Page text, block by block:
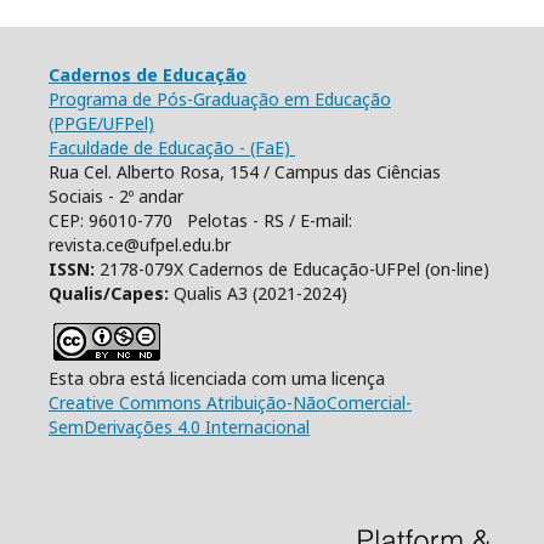
Cadernos de Educação
Programa de Pós-Graduação em Educação
(PPGE/UFPel)
Faculdade de Educação - (FaE)
Rua Cel. Alberto Rosa, 154 / Campus das Ciências
Sociais - 2º andar
CEP: 96010-770 Pelotas - RS / E-mail:
revista.ce@ufpel.edu.br
ISSN: 2178-079X Cadernos de Educação-UFPel (on-line)
Qualis/Capes: Qualis A3 (2021-2024)
Esta obra está licenciada com uma licença
Creative Commons Atribuição-NãoComercial-
SemDerivações 4.0 Internacional